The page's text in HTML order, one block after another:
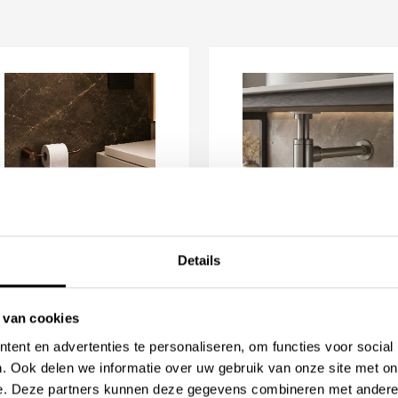
Details
van cookies
en advertenties te personaliseren, om functies voor social
Ook delen we informatie over uw gebruik van onze site met
Deze partners kunnen deze gegevens combineren met
bidet • gemaakt van RVS •
• eenvoudig
• te combineren
en stijlvolle afwerking van
is geschikt voor moderne
waarbij ook
130,38
in